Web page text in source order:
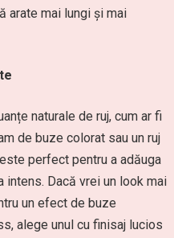
arate mai lungi și mai
naturale de ruj, cum ar fi
de buze colorat sau un ruj
perfect pentru a adăuga
Dacă vrei un look mai
un efect de buze
alege unul cu finisaj lucios